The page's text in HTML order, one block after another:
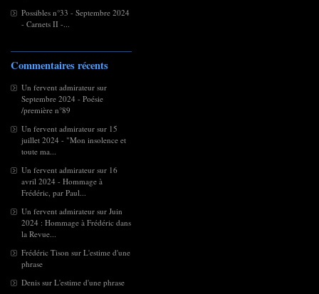
Possibles n°33 - Septembre 2024
- Carnets II -...
Commentaires récents
Un fervent admirateur sur
Septembre 2024 - Poésie
/première n°89
Un fervent admirateur sur 15
juillet 2024 - "Mon insolence et
toute ma...
Un fervent admirateur sur 16
avril 2024 - Hommage à
Frédéric, par Paul...
Un fervent admirateur sur Juin
2024 : Hommage à Frédéric dans
la Revue...
Frédéric Tison sur L'estime d'une
phrase
Denis sur L'estime d'une phrase